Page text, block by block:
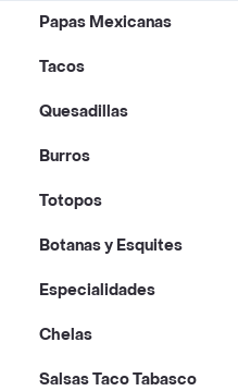
Papas Mexicanas
Tacos
Quesadillas
Burros
Totopos
Botanas y Esquites
Especialidades
Chelas
Salsas Taco Tabasco